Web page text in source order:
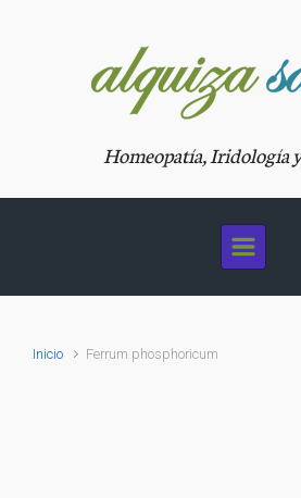
Homeopatía, Iridología
Inicio Ferrum phosphoricum